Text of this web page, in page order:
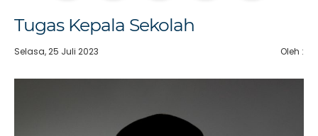
Tugas Kepala Sekolah
Selasa, 25 Juli 2023 Oleh :